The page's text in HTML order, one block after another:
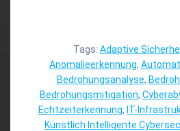
Tags: Adaptive
Anomalieerkennung,
Bedrohungsanalyse,
Bedrohungsmitigation,
Echtzeiterkennung, IT-
Künstlich Intelligente